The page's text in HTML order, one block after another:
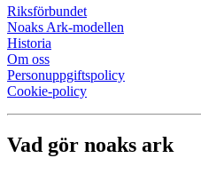
Riksförbundet
Noaks Ark-modellen
Historia
Om oss
Personuppgiftspolicy
Cookie-policy
Vad gör noaks ark